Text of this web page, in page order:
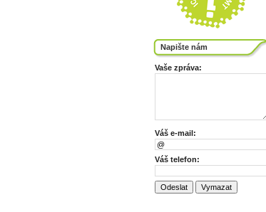
Napište nám
Vaše zpráva:
Váš e-mail:
Váš telefon: